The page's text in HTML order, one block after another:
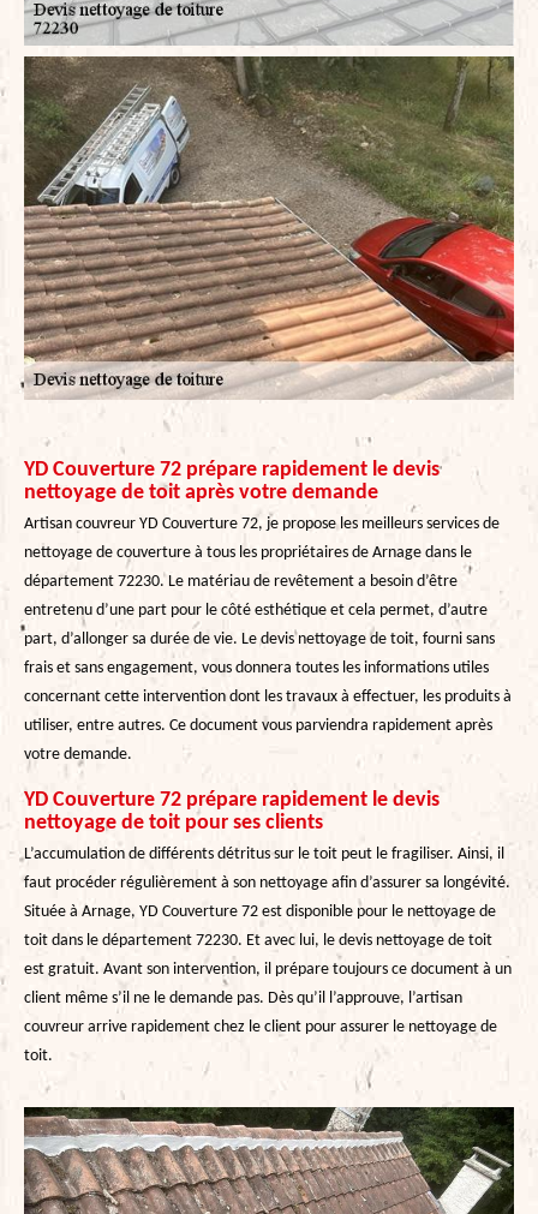
YD Couverture 72 prépare rapidement le devis
nettoyage de toit après votre demande
Artisan couvreur YD Couverture 72, je propose les meilleurs services de
nettoyage de couverture à tous les propriétaires de Arnage dans le
département 72230. Le matériau de revêtement a besoin d’être
entretenu d’une part pour le côté esthétique et cela permet, d’autre
part, d’allonger sa durée de vie. Le devis nettoyage de toit, fourni sans
frais et sans engagement, vous donnera toutes les informations utiles
concernant cette intervention dont les travaux à effectuer, les produits à
utiliser, entre autres. Ce document vous parviendra rapidement après
votre demande.
YD Couverture 72 prépare rapidement le devis
nettoyage de toit pour ses clients
L’accumulation de différents détritus sur le toit peut le fragiliser. Ainsi, il
faut procéder régulièrement à son nettoyage afin d’assurer sa longévité.
Située à Arnage, YD Couverture 72 est disponible pour le nettoyage de
toit dans le département 72230. Et avec lui, le devis nettoyage de toit
est gratuit. Avant son intervention, il prépare toujours ce document à un
client même s’il ne le demande pas. Dès qu’il l’approuve, l’artisan
couvreur arrive rapidement chez le client pour assurer le nettoyage de
toit.